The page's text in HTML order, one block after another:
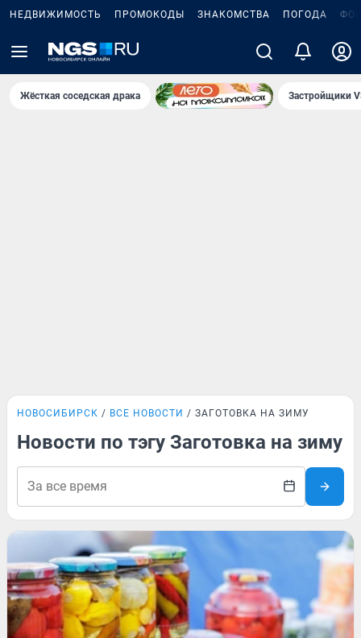
НЕДВИЖИМОСТЬ ПРОМОКОДЫ ЗНАКОМСТВА ПОГОДА
Жёсткая соседская драка Застройщики
НОВОСИБИРСК ВСЕ НОВОСТИ ЗАГОТОВКА НА ЗИМУ
Новости по тэгу Заготовка на зиму